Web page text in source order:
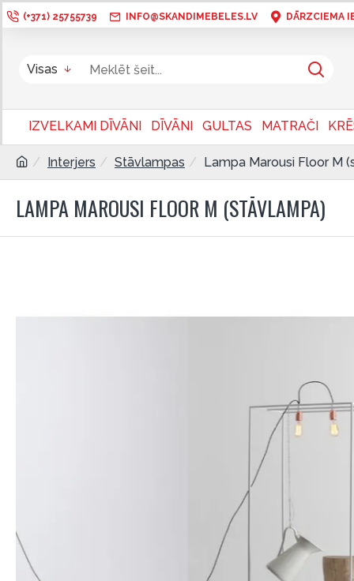
(+371) 25755739 INFO@SKANDIMEBELES.LV DĀRZCIEMA
Visas
IZVELKAMI DĪVĀNI DĪVĀNI GULTAS MATRAČI
Interjers Stāvlampas Lampa Marousi Floor M
LAMPA MAROUSI FLOOR M (STĀVLAMPA)